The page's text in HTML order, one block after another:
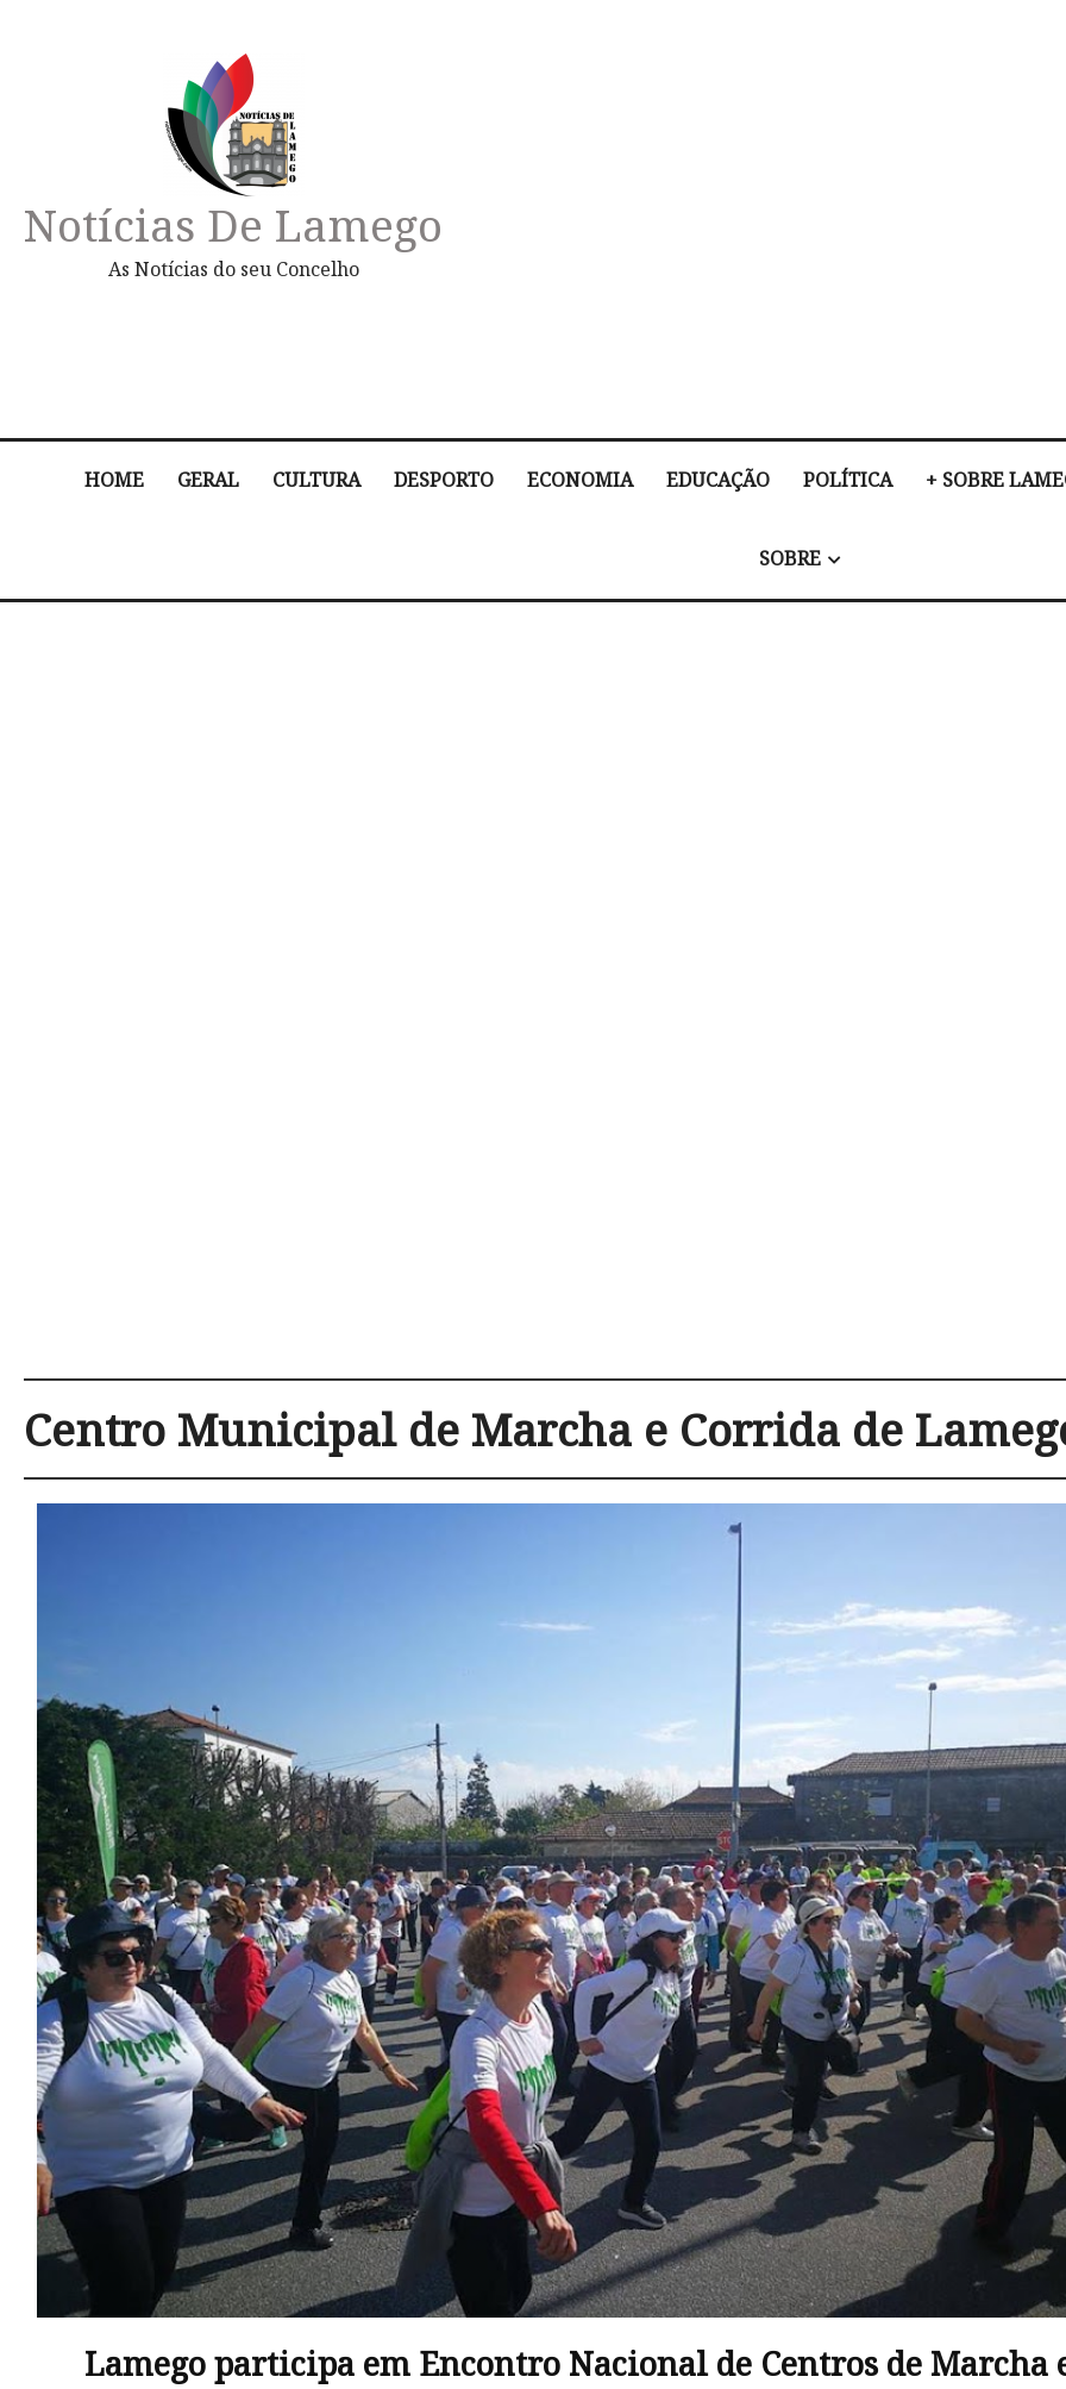
Notícias De Lamego
As Notícias do seu Concelho
HOME GERAL CULTURA DESPORTO ECONOMIA EDUCAÇÃO POLÍTICA + SOBRE
SOBRE
Centro Municipal de Marcha e Corrida de
Lamego participa em Encontro Nacional de Centros de Marcha